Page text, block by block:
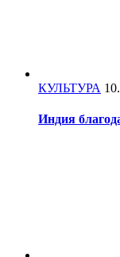
КУЛЬТУРА
Индия